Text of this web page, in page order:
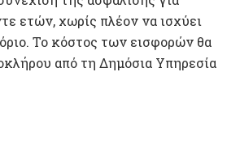
ετών, χωρίς πλέον να ισχύει
Το κόστος των εισφορών θα
από τη Δημόσια Υπηρεσία